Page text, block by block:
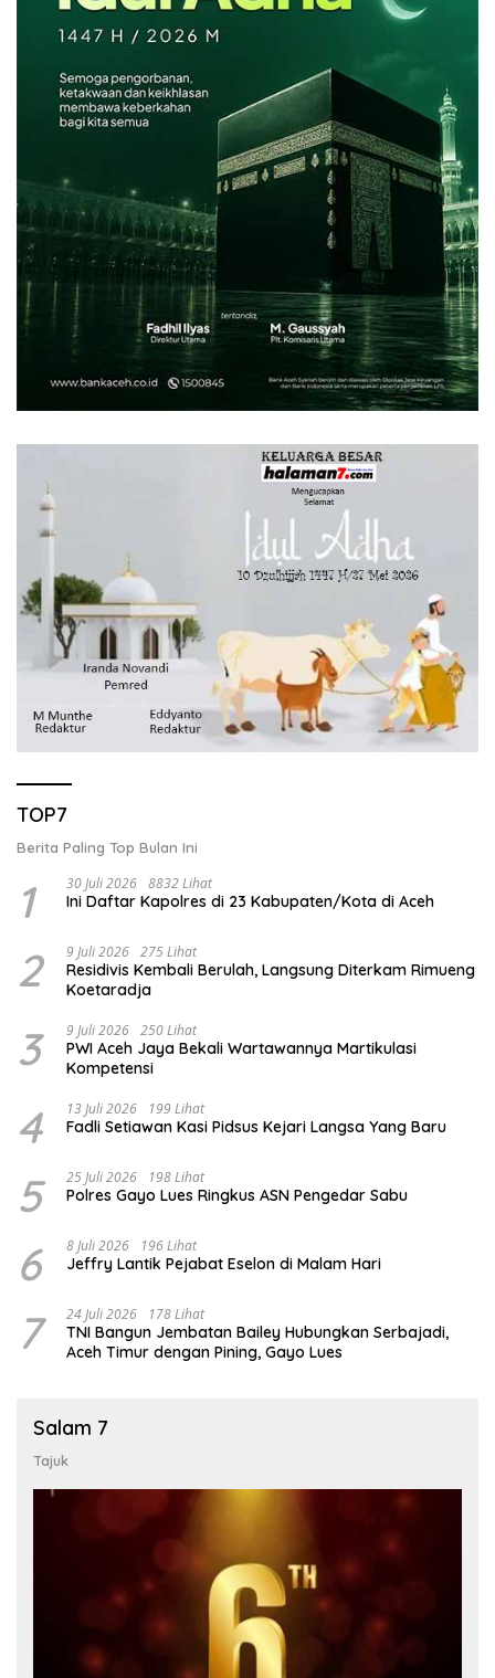
TOP7
Berita Paling Top Bulan Ini
1 30 Juli 2026 8832 Lihat
Ini Daftar Kapolres di 23 Kabupaten/Kota di Aceh
2 9 Juli 2026 275 Lihat
Residivis Kembali Berulah, Langsung Diterkam Rimueng
Koetaradja
3 9 Juli 2026 250 Lihat
PWI Aceh Jaya Bekali Wartawannya Martikulasi
Kompetensi
4 13 Juli 2026 199 Lihat
Fadli Setiawan Kasi Pidsus Kejari Langsa Yang Baru
5 25 Juli 2026 198 Lihat
Polres Gayo Lues Ringkus ASN Pengedar Sabu
6 8 Juli 2026 196 Lihat
Jeffry Lantik Pejabat Eselon di Malam Hari
7 24 Juli 2026 178 Lihat
TNI Bangun Jembatan Bailey Hubungkan Serbajadi,
Aceh Timur dengan Pining, Gayo Lues
Salam 7
Tajuk